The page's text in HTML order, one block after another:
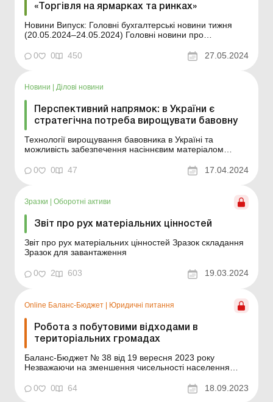
«Торгівля на ярмарках та ринках»
Новини Випуск: Головні бухгалтерські новини тижня
(20.05.2024–24.05.2024) Головні новини про
щодня Продаж сільгосппродукції на ринках та
ярмарках: організація, бухоблік, оподаткування У
0 0 450 27.05.2024
Новини Ділові новини
Перспективний напрямок: в України є
стратегічна потреба вирощувати бавовну
Технології вирощування бавовника в Україні та
можливість забезпечення насіннєвим матеріалом
нішевих культур» під головуванням першого заступника
Міністра аграрної політики та продовольства Тараса
0 0 47 17.04.2024
Зразки Оборотні активи
Звіт про рух матеріальних цінностей
Звіт про рух матеріальних цінностей Зразок складання
Зразок для завантаження
0 2 603 19.03.2024
Online Баланс-Бюджет | Юридичні питання
Робота з побутовими відходами в
територіальних громадах
Баланс-Бюджет № 38 від 19 вересня 2023 року
Незважаючи на зменшення чисельності населення
підконтрольній Україні території продовжують
збільшуватися, і за всіма прогнозами така тенденція
0 0 64 18.09.2023